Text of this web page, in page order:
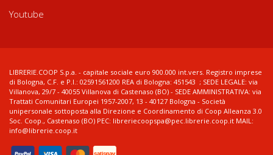
Youtube
LIBRERIE.COOP S.p.a. - capitale sociale euro 900.000 int.vers. Registro imprese
di Bologna, C.F. e P.I.: 02591561200 REA di Bologna: 451543 ; SEDE LEGALE: via
Villanova, 29/7 - 40055 Villanova di Castenaso (BO) - SEDE AMMINISTRATIVA: via
Trattati Comunitari Europei 1957-2007, 13 - 40127 Bologna - Società
unipersonale sottoposta alla Direzione e Coordinamento di Coop Alleanza 3.0
Soc. Coop., Castenaso (BO) PEC: libreriecoopspa@pec.librerie.coop.it MAIL:
info@librerie.coop.it